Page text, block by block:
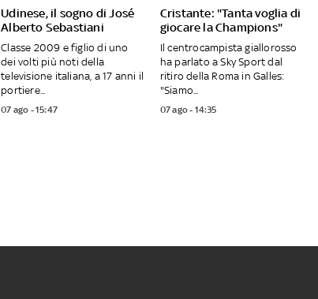
Udinese, il sogno di José
Alberto Sebastiani
Classe 2009 e figlio di uno
dei volti più noti della
televisione italiana, a 17 anni il
portiere...
07 ago - 15:47
Cristante: "Tanta voglia di
giocare la Champions"
Il centrocampista giallorosso
ha parlato a Sky Sport dal
ritiro della Roma in Galles:
"Siamo...
07 ago - 14:35